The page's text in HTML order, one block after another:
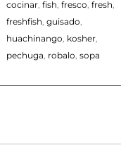
cocinar, fish fresco fresh
freshfish guisado
huachinango kosher,
pechuga robalo sopa